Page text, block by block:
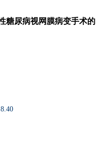
糖尿病视网膜病变手术的